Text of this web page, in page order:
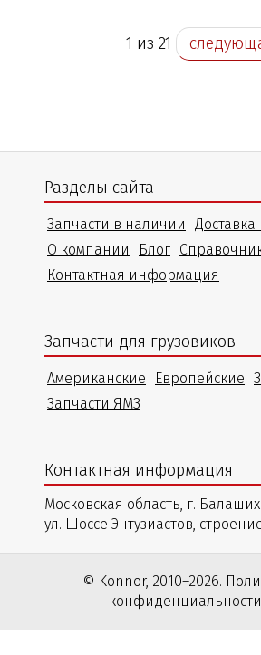
1 из 21
Разделы сайта
Запчасти в наличии
Доставка
О компании
Блог
Контактная информация
Запчасти для грузовиков
Американские Европейские
Запчасти ЯМЗ
Контактная информация
Московская область, г.
ул. Шоссе Энтузиастов,
© Konnor, 2010–2026.